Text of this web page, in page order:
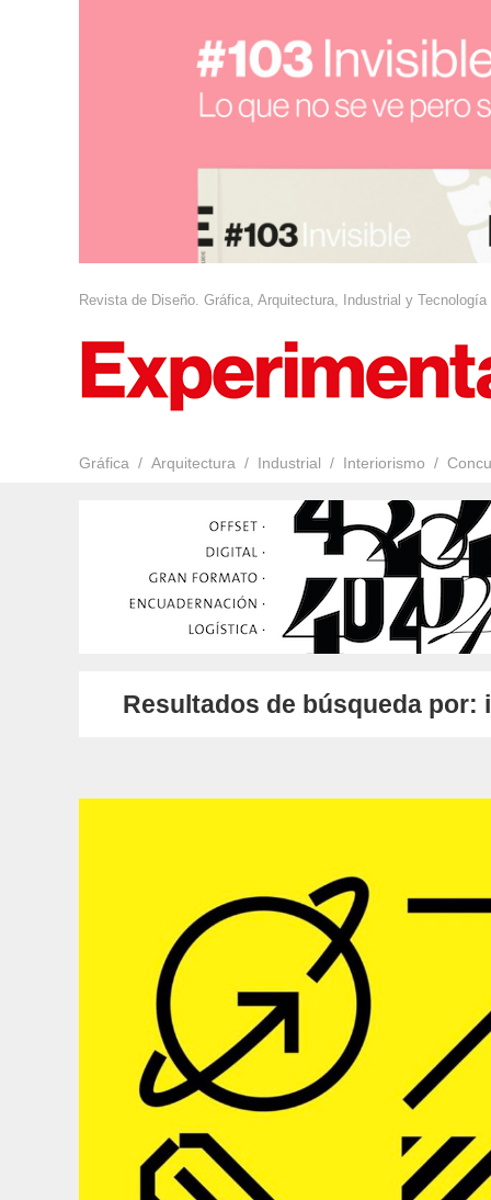
Revista de Diseño. Gráfica, Arquitectura, Industrial y Tecnología
Gráfica Arquitectura Industrial Interiorismo
Resultados de búsqueda por: